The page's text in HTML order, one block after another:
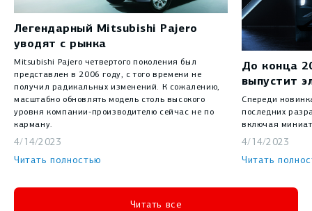
Легендарный Mitsubishi Pajero
уводят с рынка
Mitsubishi Pajero четвертого поколения был
представлен в 2006 году, с того времени не
получил радикальных изменений. К сожалению,
масштабно обновлять модель столь высокого
уровня компании-производителю сейчас не по
карману.
4/14/2023
Читать полностью
До конца
выпустит
Спереди
последних
включая
4/14/2023
Читать
Читать все